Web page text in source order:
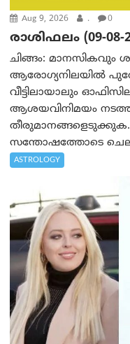
Aug 9, 2026 . 0
രാശിഫലം (09-
ചിങ്ങം: മാനസികവും
ആരോഗ്യനിലയിൽ
വീട്ടിലായാലും
ആശയവിനിമയം
സന്തോഷത്തോടെ
ASTROLOGY